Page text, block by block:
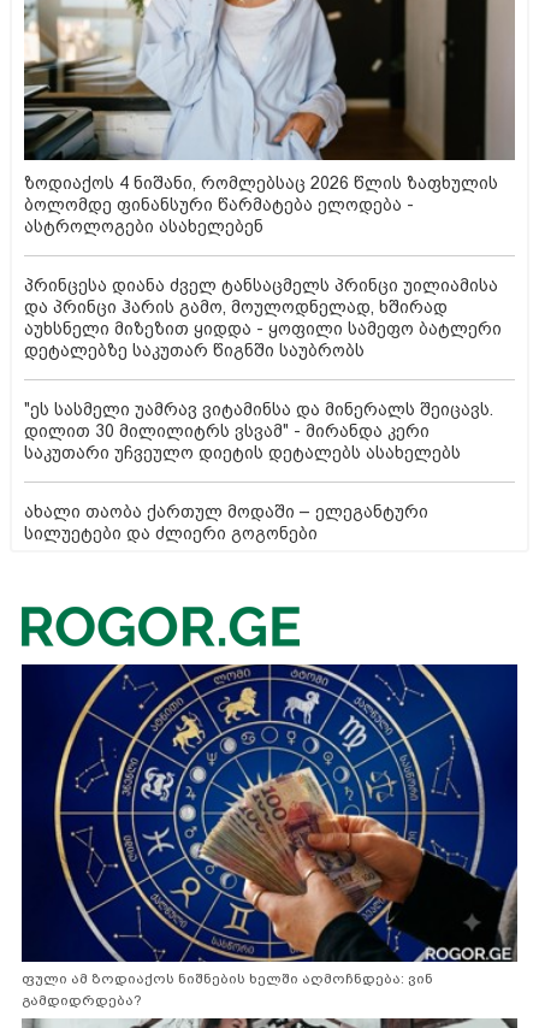
ზოდიაქოს 4 ნიშანი, რომლებსაც 2026 წლის ზაფხულის
ბოლომდე ფინანსური წარმატება ელოდება -
ასტროლოგები ასახელებენ
პრინცესა დიანა ძველ ტანსაცმელს პრინცი უილიამისა
და პრინცი ჰარის გამო, მოულოდნელად, ხშირად
აუხსნელი მიზეზით ყიდდა - ყოფილი სამეფო ბატლერი
დეტალებზე საკუთარ წიგნში საუბრობს
"ეს სასმელი უამრავ ვიტამინსა და მინერალს შეიცავს.
დილით 30 მილილიტრს ვსვამ" - მირანდა კერი
საკუთარი უჩვეულო დიეტის დეტალებს ასახელებს
ახალი თაობა ქართულ მოდაში – ელეგანტური
სილუეტები და ძლიერი გოგონები
ფული ამ ზოდიაქოს ნიშნების ხელში აღმოჩნდება: ვინ
გამდიდრდება?